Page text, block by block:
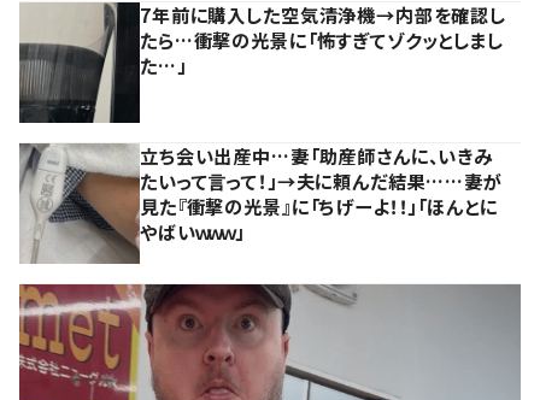
7年前に購入した空気清浄機→内部を確認し
たら…衝撃の光景に「怖すぎてゾクッとしまし
た…」
立ち会い出産中…妻「助産師さんに、いきみ
たいって言って！」→夫に頼んだ結果……妻が
見た『衝撃の光景』に「ちげーよ！！」「ほんとに
やばいｗｗｗ」